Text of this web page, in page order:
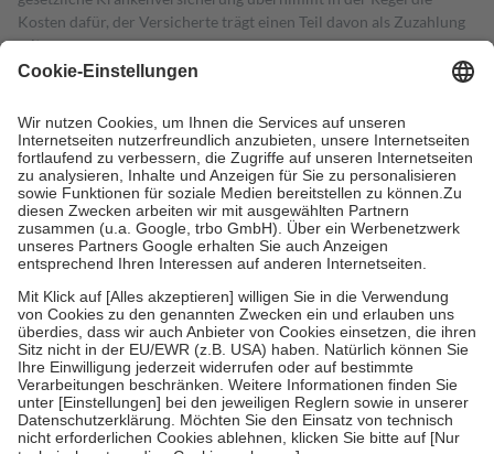
Kosten dafür, der Versicherte trägt einen Teil davon als Zuzahlung
mit.
Grundsätzlich leisten Mitglieder Zuzahlungen in Höhe von zehn
höchstens zehn Euro.
Es sind jedoch nie mehr als die tatsächlichen
Kosten der Leistung zu entrichten.
Diese Regeln gelten grundsätzlich auch für Online-Apotheken.
Bei Heilmitteln und häuslicher Krankenpflege beträgt die
Zuzahlung zehn Prozent der Kosten sowie zehn Euro je
Verordnung.
Um das Engagement der Versicherten für ihre eigene Gesundheit zu
stärken und die besondere Stellung der Familie zu unterstützen,
fallenkeine Zuzahlungenan bei:
• Kindern und Jugendlichen bis zum vollendeten 18. Lebensjahr
mit Ausnahme der Fahrkosten
• Untersuchungen zur Vorsorge und Früherkennung, die von der
GKV getragen werden
• empfohlenen Schutzimpfungen
• Harn- und Blutteststreifen